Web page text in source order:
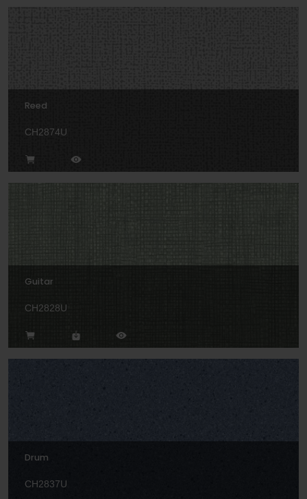
Reed
CH2874U
Guitar
CH2828U
Drum
CH2837U